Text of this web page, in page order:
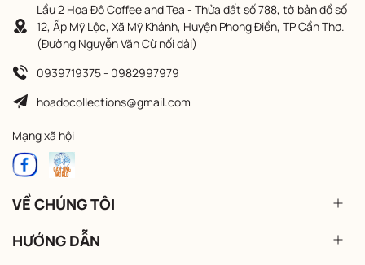
Lầu 2 Hoa Đô Coffee and Tea - Thửa đất số 788, tờ bản đồ số
12, Ấp Mỹ Lộc, Xã Mỹ Khánh, Huyện Phong Điền, TP Cần Thơ.
(Đường Nguyễn Văn Cừ nối dài)
0939719375 - 0982997979
hoadocollections@gmail.com
Mạng xã hội
VỀ CHÚNG TÔI
HƯỚNG DẪN